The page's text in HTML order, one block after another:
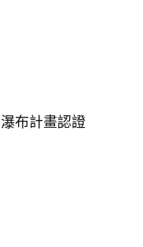
布計畫認證